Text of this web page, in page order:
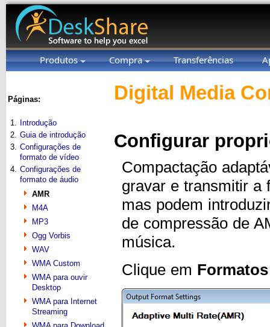
Produtos Compra Transferências
Páginas:
1.
Introdução
2. Guia de introdução
3. Configurações de
formato de vídeo
4. Configurações de
formato de áudio
AMR
M4A
MP3
Ogg Vorbis
WAV
WMA Custom
WMA para ouvir
Desktop
WMA para Internet
Streaming
Digital Media
Configurar
Compactação
gravar e transmitir a
mas podem
de compressão de
música.
Clique em